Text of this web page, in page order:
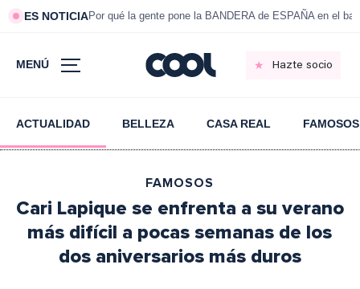
ES NOTICIAPor qué la gente pone la BANDERA de ESPAÑA en el
MENÚ Hazte socio
ACTUALIDAD BELLEZA CASA REAL FAMOSOS
FAMOSOS
Cari Lapique se enfrenta a su verano
más difícil a pocas semanas de los
dos aniversarios más duros